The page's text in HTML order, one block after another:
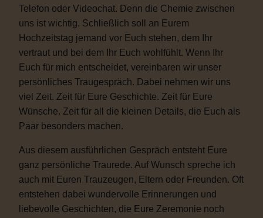
Telefon oder Videochat. Denn die Chemie zwischen
uns ist wichtig. Schließlich soll an Eurem
Hochzeitstag jemand vor Euch stehen, dem Ihr
vertraut und bei dem Ihr Euch wohlfühlt. Wenn Ihr
Euch für mich entscheidet, vereinbaren wir unser
persönliches Traugespräch. Dabei nehmen wir uns
viel Zeit. Zeit für Eure Geschichte. Zeit für Eure
Wünsche. Zeit für all die kleinen Details, die Euch als
Paar besonders machen.
Aus diesem ausführlichen Gespräch entsteht Eure
ganz persönliche Traurede. Auf Wunsch spreche ich
auch mit Euren Trauzeugen, Eltern oder Freunden. Oft
entstehen dabei wundervolle Erinnerungen und
liebevolle Geschichten, die Eure Zeremonie noch